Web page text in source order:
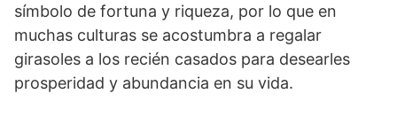
símbolo de fortuna y riqueza, por lo que en
muchas culturas se acostumbra a regalar
girasoles a los recién casados para desearles
prosperidad y abundancia en su vida.